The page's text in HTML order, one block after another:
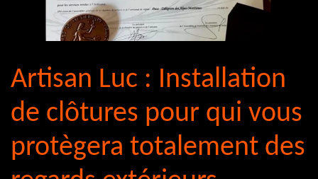
Artisan Luc : Installation
de clôtures pour qui vous
protègera totalement des